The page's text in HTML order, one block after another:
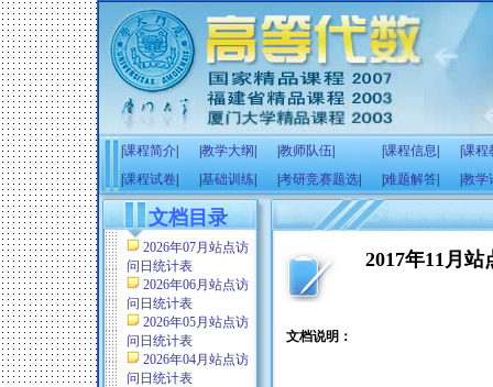
课程简介 教学大纲 教师队伍 课程信息
课程
课程试卷 基础训练 考研竞赛题选 难题解答 教学
文档目录
2026年07月站点访
问日统计表
2026年06月站点访
问日统计表
2026年05月站点访
问日统计表
2026年04月站点访
问日统计表
2017年11月
文档说明：